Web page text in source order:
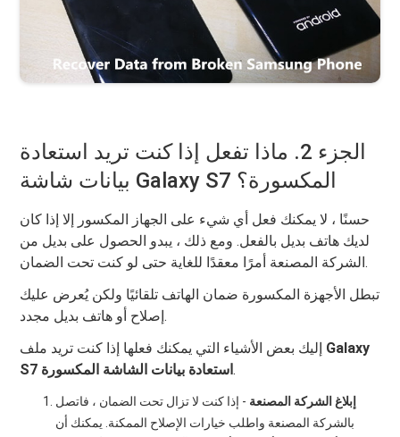
الجزء 2. ماذا تفعل إذا كنت تريد استعادة
بيانات شاشة Galaxy S7 المكسورة؟
حسنًا ، لا يمكنك فعل أي شيء على الجهاز المكسور إلا إذا كان
لديك هاتف بديل بالفعل. ومع ذلك ، يبدو الحصول على بديل من
الشركة المصنعة أمرًا معقدًا للغاية حتى لو كنت تحت الضمان.
تبطل الأجهزة المكسورة ضمان الهاتف تلقائيًا ولكن يُعرض عليك
إصلاح أو هاتف بديل مجدد.
Galaxy
S7 استعادة بيانات الشاشة المكسورة.
إبلاغ الشركة المصنعة - إذا كنت لا تزال تحت الضمان ، فاتصل
بالشركة المصنعة واطلب خيارات الإصلاح الممكنة. يمكنك أن